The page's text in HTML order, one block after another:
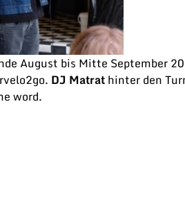
August bis Mitte September
DJ Matrathinter den
word.